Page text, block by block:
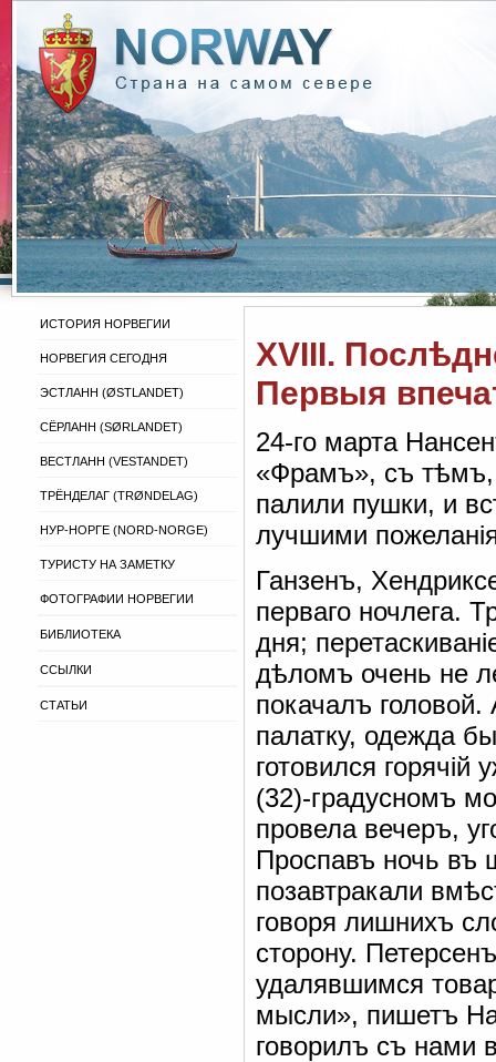
ИСТОРИЯ НОРВЕГИИ
НОРВЕГИЯ СЕГОДНЯ
ЭСТЛАНН (ØSTLANDET)
СЁРЛАНН (SØRLANDET)
ВЕСТЛАНН (VESTANDET)
ТРЁНДЕЛАГ (TRØNDELAG)
НУР-НОРГЕ (NORD-NORGE)
ТУРИСТУ НА ЗАМЕТКУ
ФОТОГРАФИИ НОРВЕГИИ
БИБЛИОТЕКА
ССЫЛКИ
СТАТЬИ
XVIII.
Первыя
24-го марта
«Фрамъ», съ тѣмъ,
палили пушки, и
лучшими
Ганзенъ,
перваго ночлега.
дня;
дѣломъ очень не
покачалъ
палатку, одежда
готовился
(32)-градусномъ
провела вечеръ,
Проспавъ ночь въ
позавтракали
говоря лишнихъ
сторону.
удалявшимся
мысли», пишетъ
говорилъ съ нами